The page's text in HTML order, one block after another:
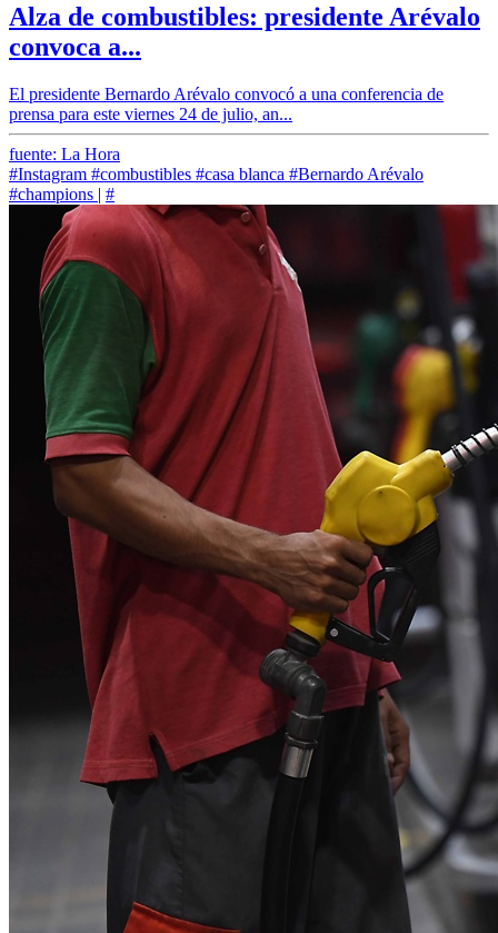
Alza de combustibles: presidente Arévalo
convoca a...
El presidente Bernardo Arévalo convocó a una conferencia de
prensa para este viernes 24 de julio, an...
fuente: La Hora
#Instagram #combustibles #casa blanca #Bernardo Arévalo
#champions | #